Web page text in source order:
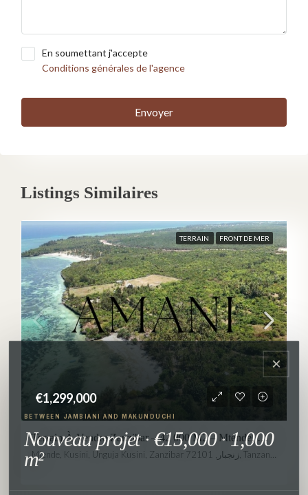
En soumettant j'accepte
Conditions générales de l'agence
Envoyer
Listings Similaires
TERRAIN FRONT DE MER
€1,299,000
Terrain À Vendre Zanzibar – 42 000 M2 – Mtende, Makunduchi
×
BETWEEN JAMBIANI AND MAKUNDUCHI
Nouveau projet · €15,000 · 1,000
m²